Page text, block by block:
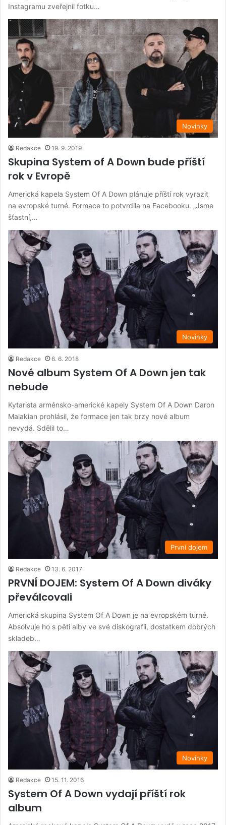
Instagramu zveřejnil fotku…
Novinky
Redakce 19. 9. 2019
Skupina System of A Down bude příští
rok v Evropě
Americká kapela System Of A Down plánuje příští rok vyrazit
na evropské turné. Formace to potvrdila na Facebooku. „Jsme
šťastní,…
Novinky
Redakce 6. 6. 2018
Nové album System Of A Down jen tak
nebude
Kytarista arménsko-americké kapely System Of A Down Daron
Malakian prohlásil, že formace jen tak brzy nové album
nevydá. Sdělil to…
První dojem
Redakce 13. 6. 2017
PRVNÍ DOJEM: System Of A Down diváky
převálcovali
Americká skupina System Of A Down je na evropském turné.
Absolvuje ho s pěti alby ve své diskografii, dostatkem dobrých
skladeb…
Novinky
Redakce 15. 11. 2016
System Of A Down vydají příští rok
album